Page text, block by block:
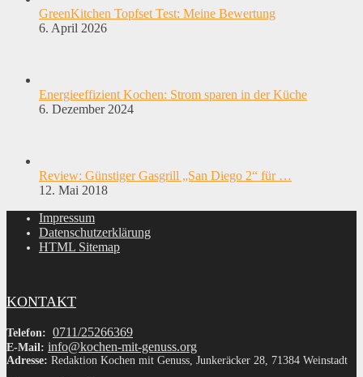
GreenKitchen Topfset Test: Meine Bewertung
6. April 2026
Energieeffizient Kochen: Strom sparen in der Küche
6. Dezember 2024
Review: Günstiger Gasgrill „San Diego 2“ für …
12. Mai 2018
Impressum
Datenschutzerklärung
HTML Sitemap
KONTAKT
Telefon: 0711/25266369
E-Mail: info@kochen-mit-genuss.org
Adresse: Redaktion Kochen mit Genuss, Junkeräcker 28, 71384 Weinstadt